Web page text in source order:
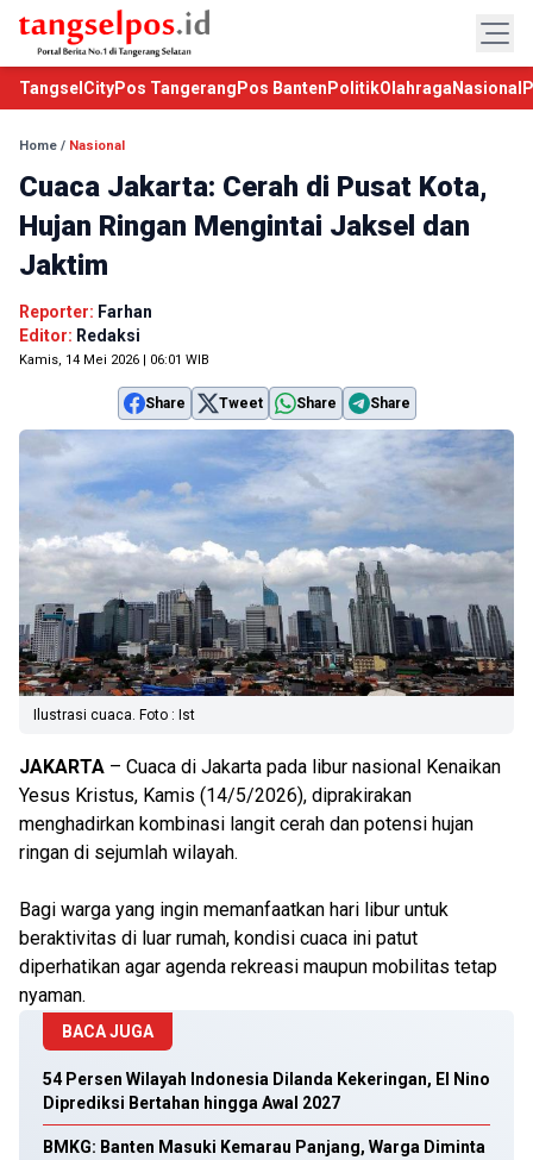
TangselCityPos Tangerang Pos Banten PolitikOlahraga Nasional
Home / Nasional
Cuaca Jakarta: Cerah di Pusat Kota,
Hujan Ringan Mengintai Jaksel dan
Jaktim
Reporter: Farhan
Editor: Redaksi
Kamis, 14 Mei 2026 | 06:01 WIB
Share Tweet Share Share
Ilustrasi cuaca. Foto : Ist
JAKARTA – Cuaca di Jakarta pada libur nasional Kenaikan
Yesus Kristus, Kamis (14/5/2026), diprakirakan
menghadirkan kombinasi langit cerah dan potensi hujan
ringan di sejumlah wilayah.
Bagi warga yang ingin memanfaatkan hari libur untuk
beraktivitas di luar rumah, kondisi cuaca ini patut
diperhatikan agar agenda rekreasi maupun mobilitas tetap
nyaman.
BACA JUGA
54 Persen Wilayah Indonesia Dilanda Kekeringan, El Nino
Diprediksi Bertahan hingga Awal 2027
BMKG: Banten Masuki Kemarau Panjang, Warga Diminta